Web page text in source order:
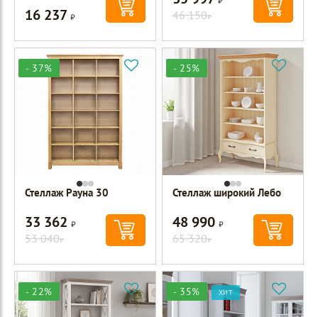
16 237Р 46 150Р
- 37%
Стеллаж Рауна 30
33 362Р
53 040Р
- 25%
Стеллаж широкий Лебо
48 990Р
65 320Р
- 22% - 35% ХИТ